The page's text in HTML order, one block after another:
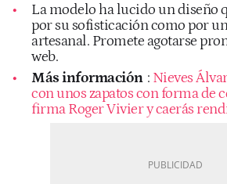
La modelo ha lucido un diseño
por su sofisticación como por
artesanal. Promete agotarse
web.
Más información : Nieves
con unos zapatos con forma de
firma Roger Vivier y caerás